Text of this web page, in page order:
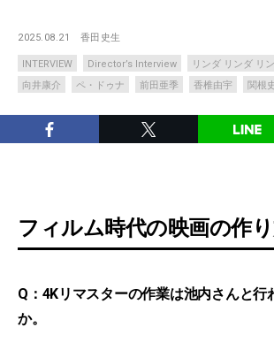
2025.08.21 香田史生
INTERVIEW Director’s Interview リンダ リンダ リ
向井康介
ペ・ドゥナ 前田亜季 香椎由宇 関根
フィルム時代の映画の作
Q：4Kリマスターの作業は池内さんと行
か。